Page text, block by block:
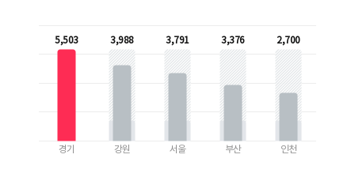
5,503
경기
3,988
강원
3,791
서울
3,376
부산
2,700
인천